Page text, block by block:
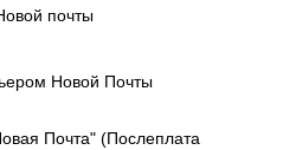
почты
Новой Почты
Почта" (Послеплата